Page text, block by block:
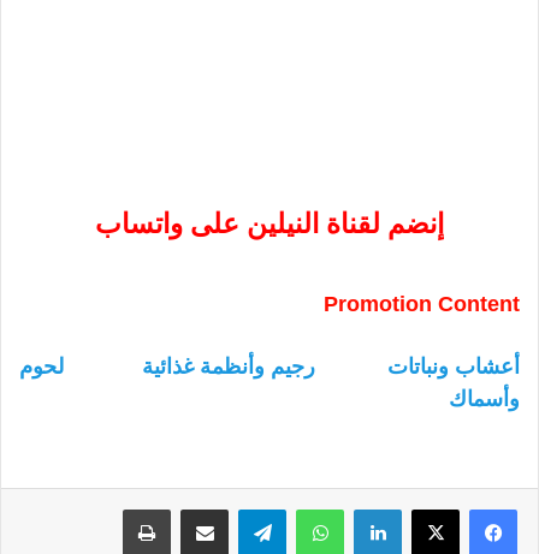
إنضم لقناة النيلين على واتساب
Promotion Content
أعشاب ونباتات رجيم وأنظمة غذائية
لحوم
وأسماك
لينكدإن واتساب